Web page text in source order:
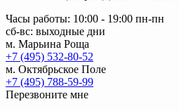
Часы работы: 10:00 - 19:00 пн-пн
сб-вс: выходные дни
м. Марьина Роща
+7 (495) 532-80-52
м. Октябрьское Поле
+7 (495) 788-59-99
Перезвоните мне